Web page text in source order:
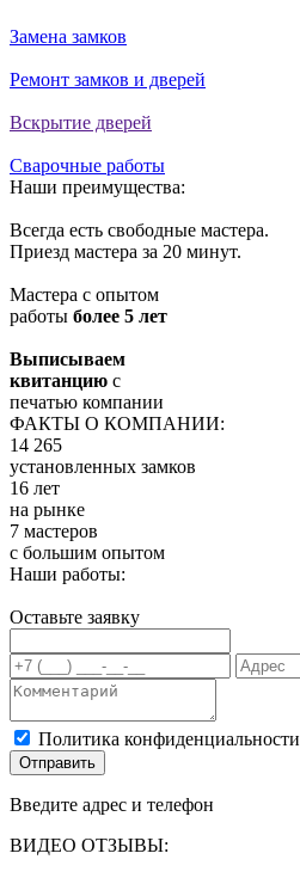
Замена замков
Ремонт замков и дверей
Вскрытие дверей
Сварочные работы
Наши преимущества:
Всегда есть свободные мастера.
Приезд мастера за 20 минут.
Мастера с опытом
работы более 5 лет
Выписываем
квитанцию с
печатью компании
ФАКТЫ О КОМПАНИИ:
14 265
установленных замков
16 лет
на рынке
7 мастеров
с большим опытом
Наши работы:
Оставьте заявку
Политика конфиденциальности
Отправить
Введите адрес и телефон
ВИДЕО ОТЗЫВЫ: